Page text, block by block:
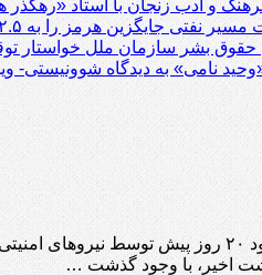
و ادب زنجان با استاد
جایگزین هرمز را به ۲.۵ میلیون بشکه در روز می‌رساند
بشر سازمان ملل خواستار
نامی» به دیدگاه شوونیستی-
گادتب: «آیدین میلان» جوان ۲۵ ساله
اخیر، با وجود گذشت …